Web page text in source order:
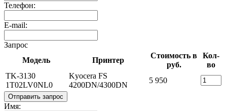
Телефон:
E-mail:
Запрос
Модель
Принтер
Стоимость в
руб.
Кол-
во
TK-3130
1T02LV0NL0
Kyocera FS
4200DN/4300DN
5 950
Отправить запрос
Имя: